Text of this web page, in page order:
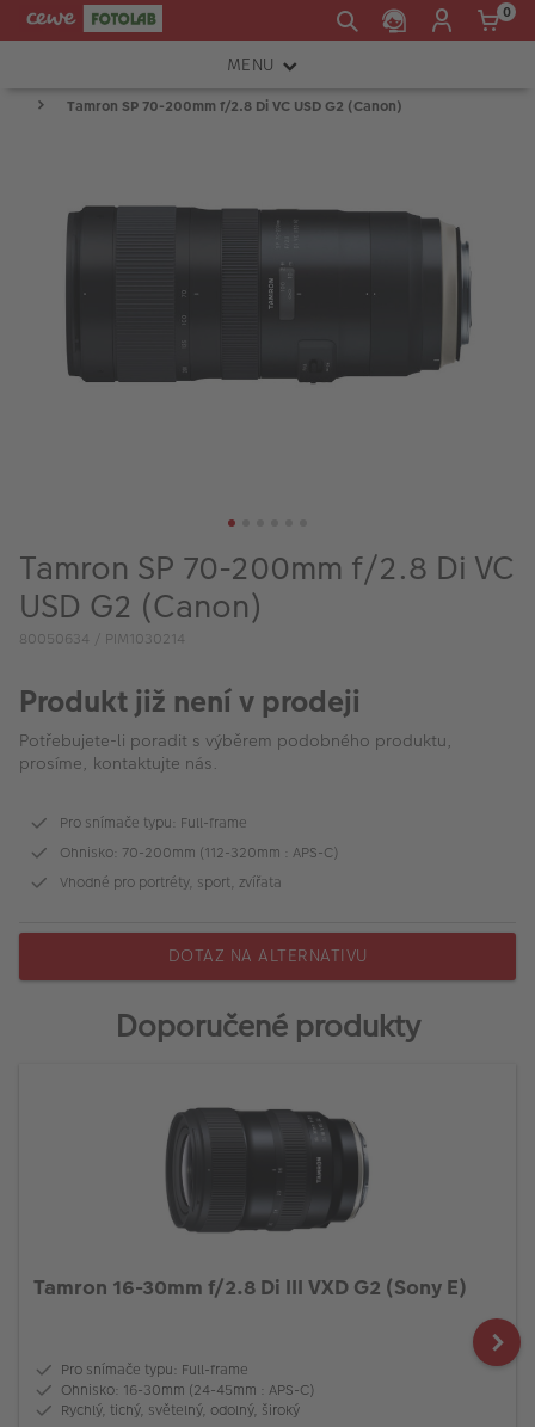
0
MENU
FOTOAPARÁTY
ATELIÉR
TISKÁRNY A SKENERY
FOTOBRAŠNY
FOTO BAZAR
Akce a slevy
Fotoprodukty
Tamron SP 70-200mm f/2.8 Di VC USD G2 (Canon)
Tamron SP 70-200mm f/2.8 Di VC
USD G2 (Canon)
80050634 / PIM1030214
Produkt již není v prodeji
Potřebujete-li poradit s výběrem podobného produktu,
prosíme, kontaktujte nás.
Pro snímače typu: Full-frame
Ohnisko: 70-200mm (112-320mm : APS-C)
Vhodné pro portréty, sport, zvířata
DOTAZ NA ALTERNATIVU
Doporučené produkty
Tamron 16-30mm f/2.8 Di III VXD G2 (Sony E)
Pro snímače typu: Full-frame
Ohnisko: 16-30mm (24-45mm : APS-C)
Rychlý, tichý, světelný, odolný, široký